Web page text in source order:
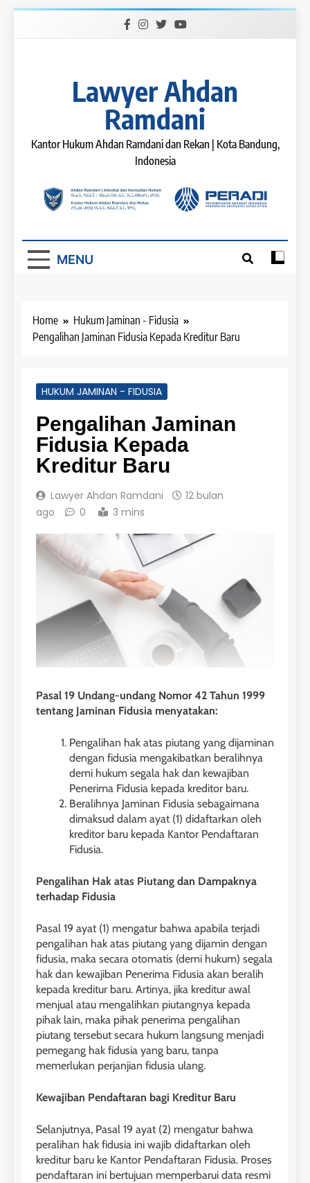
Lawyer Ahdan
Ramdani
Kantor Hukum Ahdan Ramdani dan Rekan | Kota Bandung,
Indonesia
MENU
Home
Hukum Jaminan - Fidusia
Pengalihan Jaminan Fidusia Kepada Kreditur Baru
HUKUM JAMINAN - FIDUSIA
Pengalihan Jaminan
Fidusia Kepada
Kreditur Baru
Lawyer Ahdan Ramdani
12 bulan
ago
0 3 mins
Pasal 19 Undang-undang Nomor 42 Tahun 1999
tentang Jaminan Fidusia menyatakan:
Pengalihan hak atas piutang yang dijaminan
dengan fidusia mengakibatkan beralihnya
demi hukum segala hak dan kewajiban
Penerima Fidusia kepada kreditor baru.
Beralihnya Jaminan Fidusia sebagaimana
dimaksud dalam ayat (1) didaftarkan oleh
kreditor baru kepada Kantor Pendaftaran
Fidusia.
Pengalihan Hak atas Piutang dan Dampaknya
terhadap Fidusia
Pasal 19 ayat (1) mengatur bahwa apabila terjadi
pengalihan hak atas piutang yang dijamin dengan
fidusia, maka secara otomatis (demi hukum) segala
hak dan kewajiban Penerima Fidusia akan beralih
kepada kreditur baru. Artinya, jika kreditur awal
menjual atau mengalihkan piutangnya kepada
pihak lain, maka pihak penerima pengalihan
piutang tersebut secara hukum langsung menjadi
pemegang hak fidusia yang baru, tanpa
memerlukan perjanjian fidusia ulang.
Kewajiban Pendaftaran bagi Kreditur Baru
Selanjutnya, Pasal 19 ayat (2) mengatur bahwa
peralihan hak fidusia ini wajib didaftarkan oleh
kreditur baru ke Kantor Pendaftaran Fidusia. Proses
pendaftaran ini bertujuan memperbarui data resmi